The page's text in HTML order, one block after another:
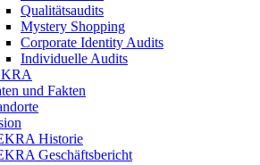
Qualitätsaudits
Mystery Shopping
Corporate Identity Audits
Individuelle Audits
und Fakten
Historie
Geschäftsbericht